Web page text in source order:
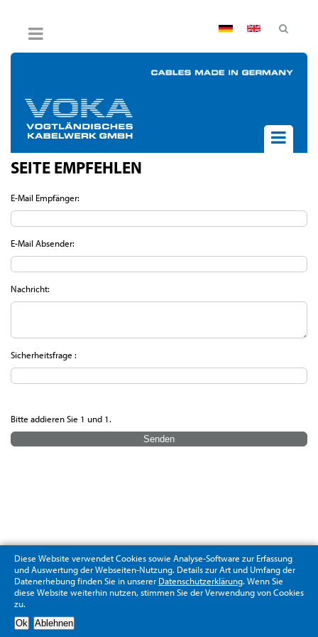
AGB
Impressum
Widerruf
UNTERNEHMEN
AKTUELLES
PRODUKTE
JOB & KARRIERE
KONTAKT
SEITE EMPFEHLEN
E-Mail Empfänger:
E-Mail Absender:
Nachricht:
Sicherheitsfrage :
Bitte addieren Sie 1 und 1.
Diese Website verwendet Cookies sowie Analyse-Software zur Erfassung
und Auswertung der Webseiten-Nutzung. Details zur Art und Umfang der
Datenerhebung finden Sie in unserer Datenschutzerklärung. Wenn Sie
diese Website weiterhin nutzen, stimmen Sie der Verwendung von Cookies
zu.